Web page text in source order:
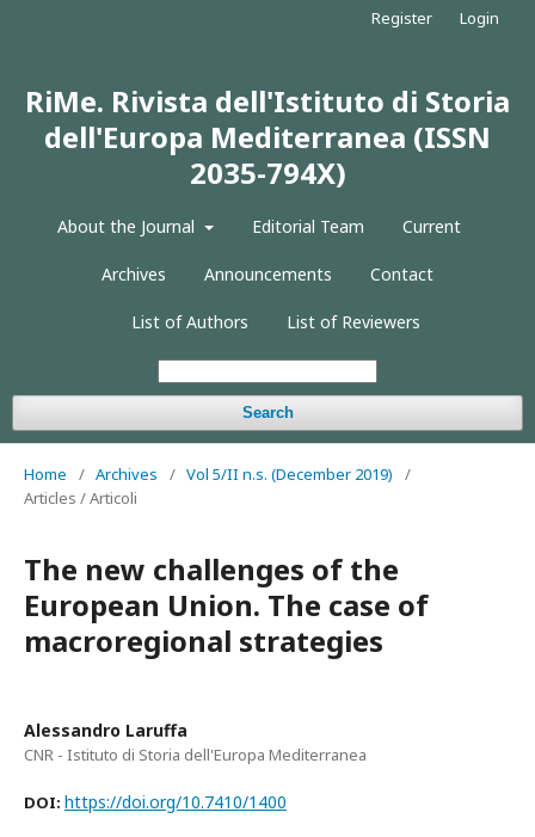
RiMe. Rivista dell'Istituto di Storia
dell'Europa Mediterranea (ISSN
2035-794X)
About the Journal Editorial Team Current
Archives Announcements Contact
List of Authors List of Reviewers
Search
Register Login
Home / Archives / Vol 5/II n.s. (December 2019)
/
Articles / Articoli
The new challenges of the
European Union. The case of
macroregional strategies
Alessandro Laruffa
CNR - Istituto di Storia dell'Europa Mediterranea
DOI: https://doi.org/10.7410/1400